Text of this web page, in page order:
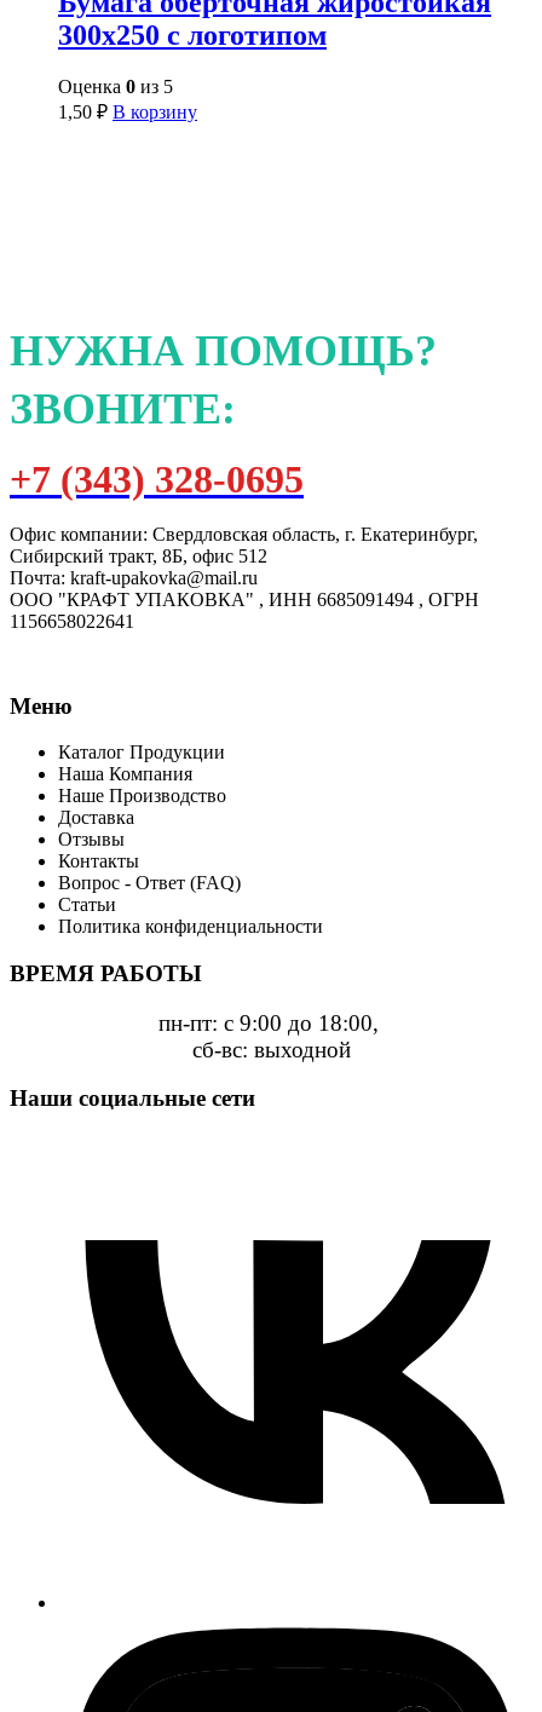
300х250 с логотипом
Оценка 0 из 5
1,50 ₽ В корзину
НУЖНА ПОМОЩЬ?
ЗВОНИТЕ:
+7 (343) 328-0695
Офис компании: Свердловская область, г. Екатеринбург,
Сибирский тракт, 8Б, офис 512
Почта: kraft-upakovka@mail.ru
ООО "КРАФТ УПАКОВКА" , ИНН 6685091494 , ОГРН
1156658022641
Меню
Каталог Продукции
Наша Компания
Наше Производство
Доставка
Отзывы
Контакты
Вопрос - Ответ (FAQ)
Статьи
Политика конфиденциальности
ВРЕМЯ РАБОТЫ
пн-пт: с 9:00 до 18:00,
сб-вс: выходной
Наши социальные сети